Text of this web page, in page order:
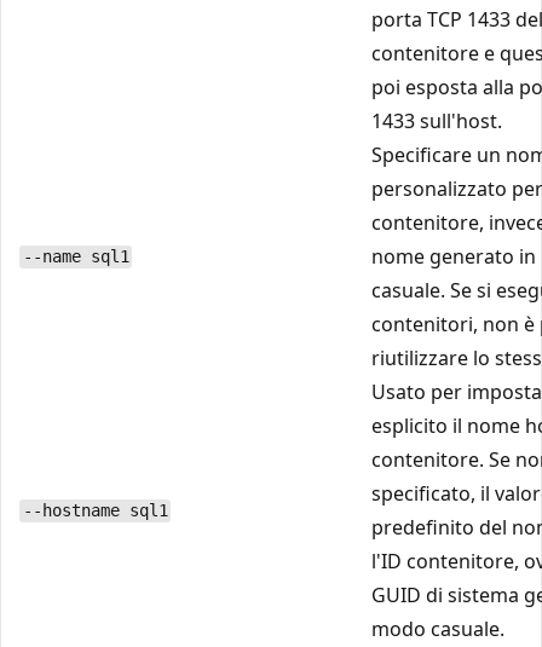
porta TCP 1433 del
contenitore e
poi esposta alla
1433 sull'host.
--name sql1
Specificare un
personalizzato
contenitore,
nome generato
casuale. Se si
contenitori, non è
riutilizzare lo
--hostname sql1
Usato per
esplicito il nome
contenitore. Se
specificato, il
predefinito del
l'ID contenitore,
GUID di sistema
modo casuale.